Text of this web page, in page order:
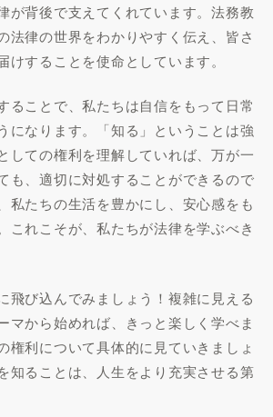
が背後で支えてくれています。法務教
法律の世界をわかりやすく伝え、皆さ
けすることを使命としています。
ることで、私たちは自信をもって日常
になります。「知る」ということは強
しての権利を理解していれば、万が一
も、適切に対処することができるので
私たちの生活を豊かにし、安心感をも
これこそが、私たちが法律を学ぶべき
飛び込んでみましょう！複雑に見える
マから始めれば、きっと楽しく学べま
権利について具体的に見ていきましょ
知ることは、人生をより充実させる第